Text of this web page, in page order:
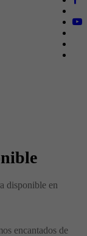
disponible en
encantados de